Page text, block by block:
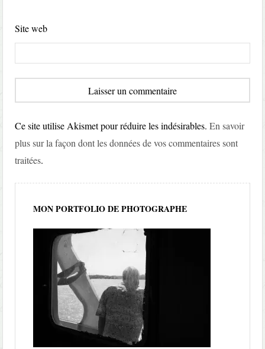
Site web
Ce site utilise Akismet pour réduire les indésirables.En savoir
plus sur la façon dont les données de vos commentaires sont
traitées.
MON PORTFOLIO DE PHOTOGRAPHE